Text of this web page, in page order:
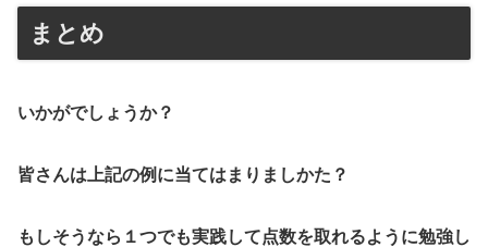
まとめ
いかがでしょうか？
皆さんは上記の例に当てはまりましかた？
もしそうなら１つでも実践して点数を取れるように勉強し